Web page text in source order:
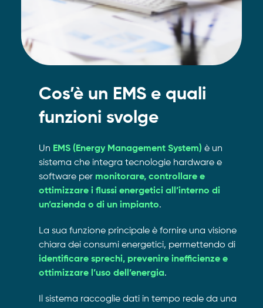
Cos’è un EMS e quali
funzioni svolge
Un EMS (Energy Management System) è un
sistema che integra tecnologie hardware e
software per monitorare, controllare e
ottimizzare i flussi energetici all’interno di
un’azienda o di un impianto.
La sua funzione principale è fornire una visione
chiara dei consumi energetici, permettendo di
identificare sprechi, prevenire inefficienze e
ottimizzare l’uso dell’energia.
Il sistema raccoglie dati in tempo reale da una